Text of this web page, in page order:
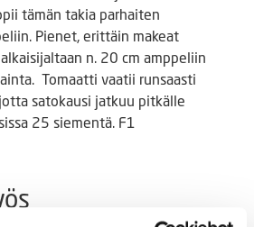
tämän takia parhaiten
Pienet, erittäin makeat
n. 20 cm amppeliin
Tomaatti vaatii runsaasti
satokausi jatkuu pitkälle
25 siementä. F1